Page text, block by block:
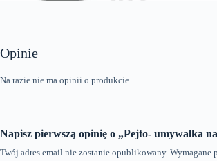
Opinie
Na razie nie ma opinii o produkcie.
Napisz pierwszą opinię o „Pejto- umywalka
Twój adres email nie zostanie opublikowany. Wymagane